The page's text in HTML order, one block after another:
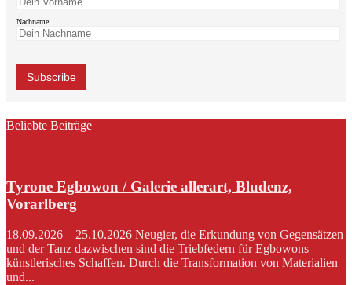
Nachname
Beliebte Beiträge
Tyrone Egbowon / Galerie allerart, Bludenz,
Vorarlberg
18.09.2026 – 25.10.2026 Neugier, die Erkundung von Gegensätzen
und der Tanz dazwischen sind die Triebfedern für Egbowons
künstlerisches Schaffen. Durch die Transformation von Materialien
und...